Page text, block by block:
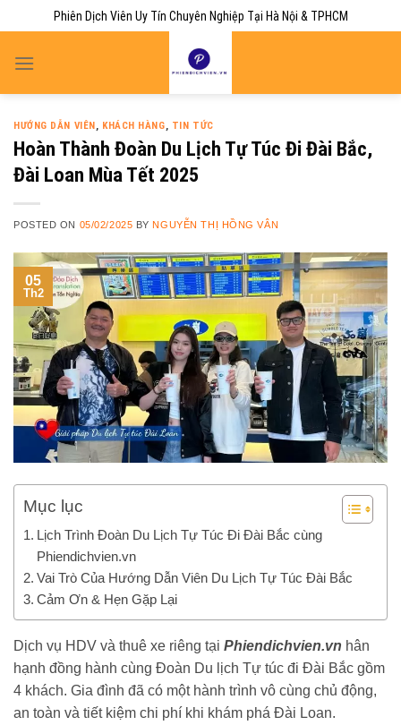
to
content
Phiên Dịch Viên Uy Tín Chuyên Nghiệp Tại Hà Nội & TPHCM
HƯỚNG DẪN VIÊN, KHÁCH HÀNG, TIN TỨC
Hoàn Thành Đoàn Du Lịch Tự Túc Đi Đài Bắc,
Đài Loan Mùa Tết 2025
POSTED ON 05/02/2025 BYNGUYỄN THỊ HỒNG VÂN
05
Th2
Mục lục
Lịch Trình Đoàn Du Lịch Tự Túc Đi Đài Bắc cùng
Phiendichvien.vn
Vai Trò Của Hướng Dẫn Viên Du Lịch Tự Túc Đài Bắc
Cảm Ơn & Hẹn Gặp Lại
Dịch vụ HDV và thuê xe riêng tại Phiendichvien.vn hân
hạnh đồng hành cùng Đoàn Du lịch Tự túc đi Đài Bắc gồm
4 khách. Gia đình đã có một hành trình vô cùng chủ động,
an toàn và tiết kiệm chi phí khi khám phá Đài Loan.